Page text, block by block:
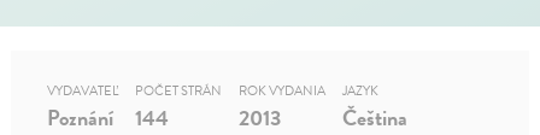
VYDAVATEĽ
Poznání
POČET STRÁN
144
ROK VYDANIA
2013
JAZYK
Čeština